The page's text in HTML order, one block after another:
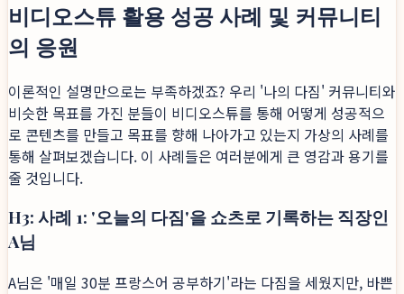
비디오스튜 활용 성공 사례 및 커뮤니티
의 응원
이론적인 설명만으로는 부족하겠죠? 우리 '나의 다짐' 커뮤니티와
비슷한 목표를 가진 분들이 비디오스튜를 통해 어떻게 성공적으
로 콘텐츠를 만들고 목표를 향해 나아가고 있는지 가상의 사례를
통해 살펴보겠습니다. 이 사례들은 여러분에게 큰 영감과 용기를
줄 것입니다.
H3: 사례 1: '오늘의 다짐'을 쇼츠로 기록하는 직장인
A님
A님은 '매일 30분 프랑스어 공부하기'라는 다짐을 세웠지만, 바쁜